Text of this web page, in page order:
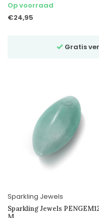
Op voorraad
€24,95
Gratis verzending
Sparkling Jewels
Sparkling Jewels